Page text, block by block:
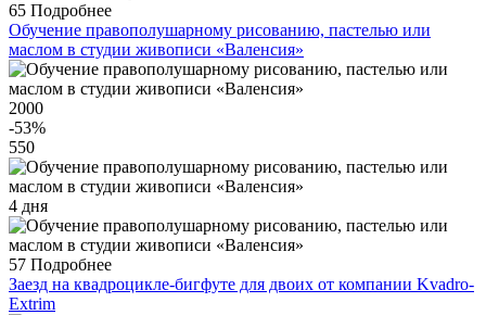
65 Подробнее
Обучение правополушарному рисованию, пастелью или
маслом в студии живописи «Валенсия»
2000
-53%
550
4 дня
57 Подробнее
Заезд на квадроцикле-бигфуте для двоих от компании Kvadro-
Extrim